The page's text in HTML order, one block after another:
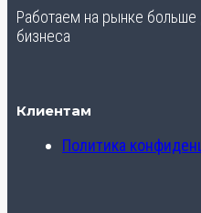
Работаем на рынке больше
бизнеса
Клиентам
Политика